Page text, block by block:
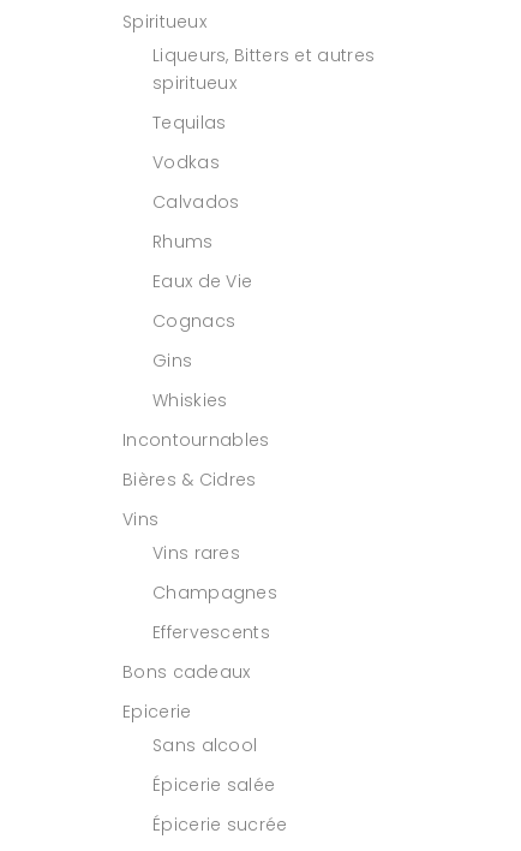
Spiritueux
Liqueurs, Bitters et autres
spiritueux
Tequilas
Vodkas
Calvados
Rhums
Eaux de Vie
Cognacs
Gins
Whiskies
Incontournables
Bières & Cidres
Vins
Vins rares
Champagnes
Effervescents
Bons cadeaux
Epicerie
Sans alcool
Épicerie salée
Épicerie sucrée